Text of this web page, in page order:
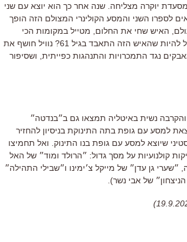
יוקרה מצליחה. שנה אחר כך הוא יוצא עם שני
לספרו השני והמסע הקולינרי המצולם הזה הופך
האיש שחי את החלום, מטייל במקומות הכי
להיות שהאיש הזה התאבד בגיל 61? נוויל חושף את
נגד התמכרויות והתנהגות כפייתית, ושסיפור
והקרבה נשית באיטליה תמצאו גם ב״בנדטה״
למסע עם גופת בתה התינוקת בניסיון להחזיר
שיוצא למסע עם גופת בנו התינוק. ואל תחמיצו
קולנועיות על מסך גדול: ״הרולד ומוד״ של האל
״שערי גן עדן״ של מייקל צ׳ימינו ו״שבילי התהילה״
של אבי נשר).